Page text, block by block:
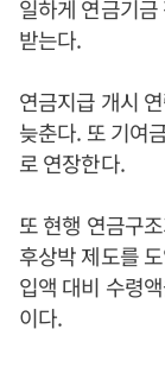
일하게 연금기
받는다.
연금지급 개시
늦춘다. 또 기여
로 연장한다.
또 현행 연금구
후상박 제도를
입액 대비 수령
이다.